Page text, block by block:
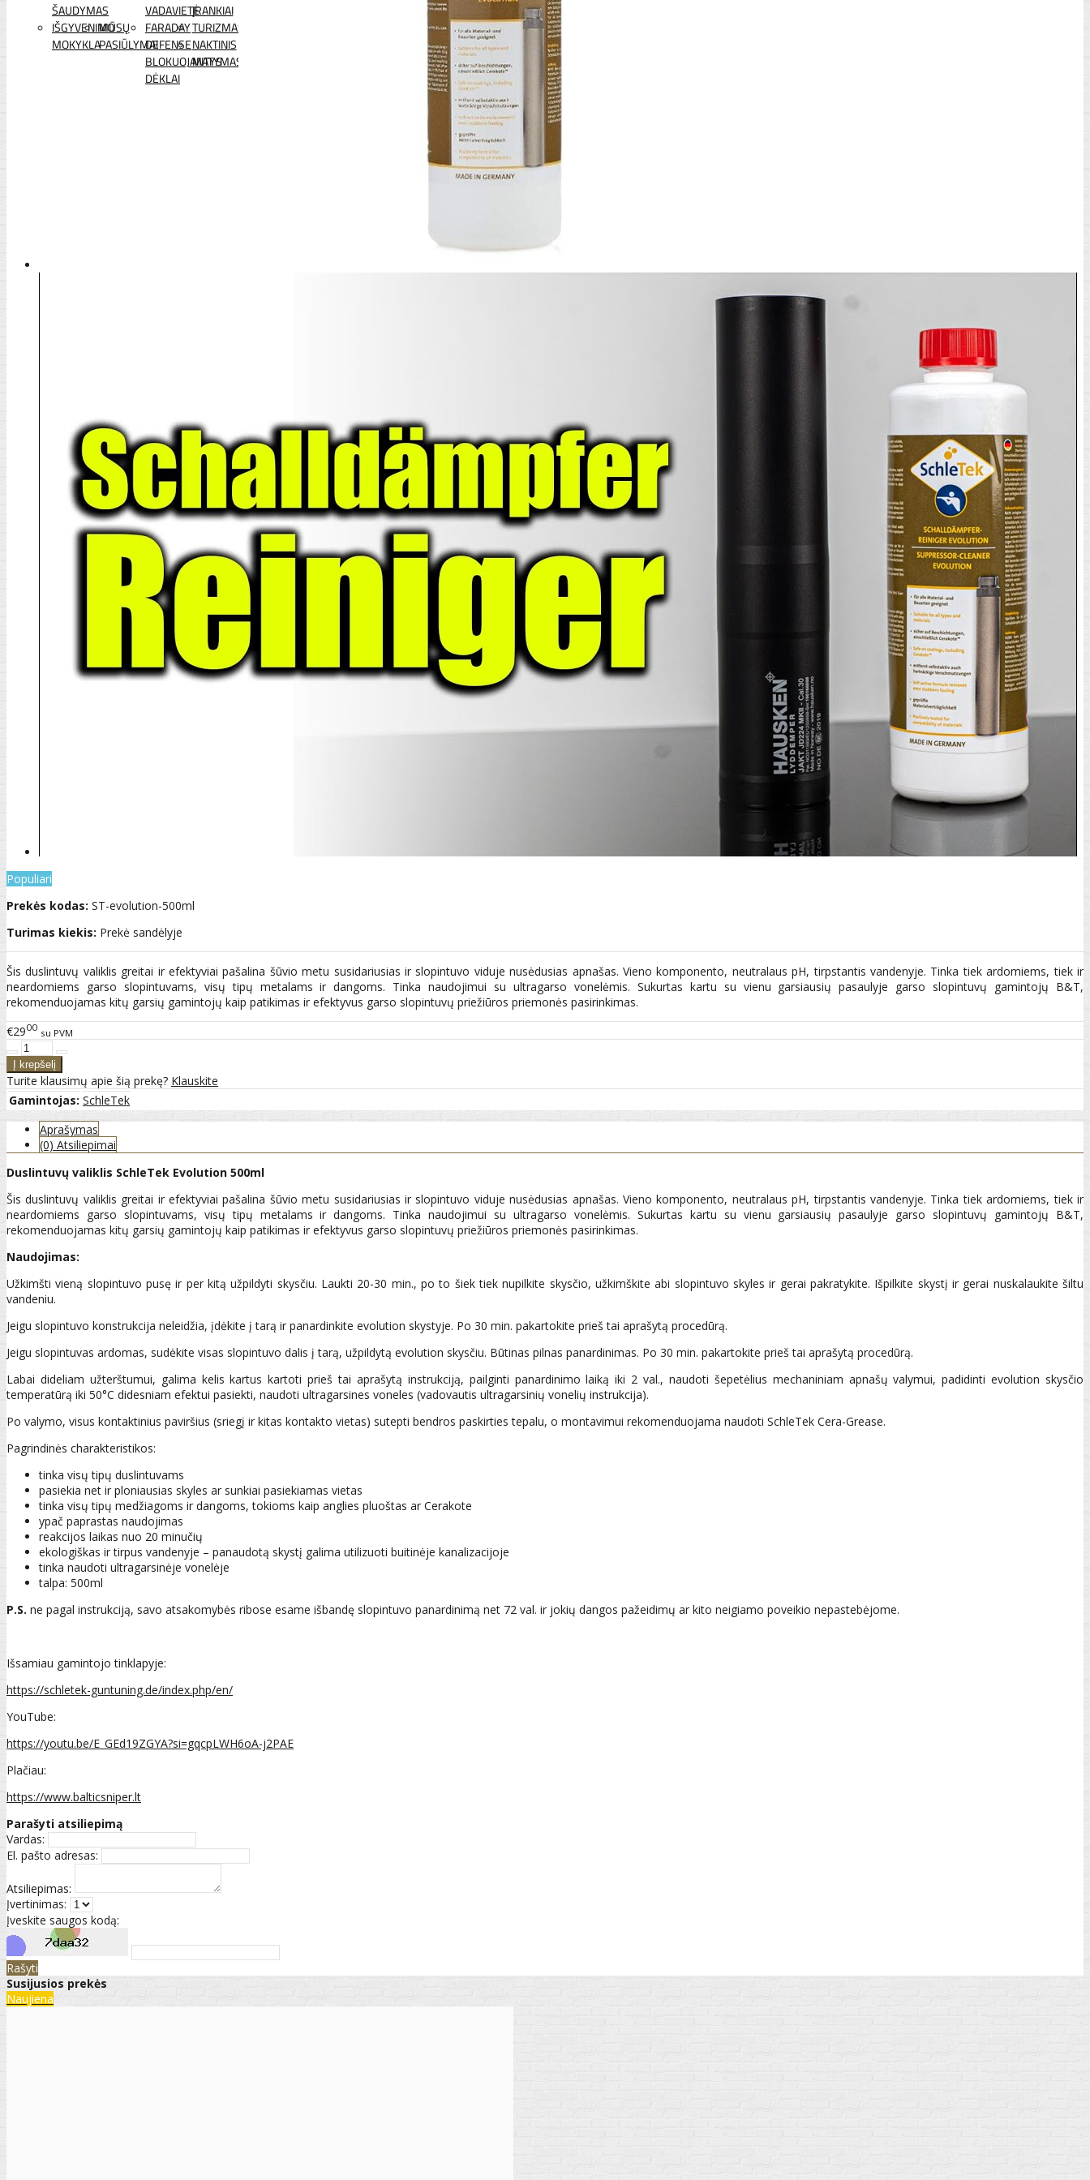
ŠAUDYMAS
VADAVIETĖĮRANKIAI
IŠGYVENIMO
MOKYKLA
MŪSŲ
PASIŪLYMAI
FARADAY
DEFENSE
BLOKUOJANTYS
DĖKLAI
TURIZMAS
NAKTINIS
MATYMAS
Populiari
Prekės kodas: ST-evolution-500ml
Turimas kiekis: Prekė sandėlyje
Šis duslintuvų valiklis greitai ir efektyviai pašalina šūvio metu susidariusias ir slopintuvo viduje nusėdusias apnašas. Vieno komponento, neutralaus pH, tirpstantis vandenyje. Tinka tiek ardomiems, tiek ir
neardomiems garso slopintuvams, visų tipų metalams ir dangoms. Tinka naudojimui su ultragarso vonelėmis. Sukurtas kartu su vienu garsiausių pasaulyje garso slopintuvų gamintojų B&T,
rekomenduojamas kitų garsių gamintojų kaip patikimas ir efektyvus garso slopintuvų priežiūros priemonės pasirinkimas.
€2900 su PVM
Turite klausimų apie šią prekę? Klauskite
Gamintojas: SchleTek
Aprašymas
(0) Atsiliepimai
Duslintuvų valiklis SchleTek Evolution 500ml
Šis duslintuvų valiklis greitai ir efektyviai pašalina šūvio metu susidariusias ir slopintuvo viduje nusėdusias apnašas. Vieno komponento, neutralaus pH, tirpstantis vandenyje. Tinka tiek ardomiems, tiek ir
neardomiems garso slopintuvams, visų tipų metalams ir dangoms. Tinka naudojimui su ultragarso vonelėmis. Sukurtas kartu su vienu garsiausių pasaulyje garso slopintuvų gamintojų B&T,
rekomenduojamas kitų garsių gamintojų kaip patikimas ir efektyvus garso slopintuvų priežiūros priemonės pasirinkimas.
Naudojimas:
Užkimšti vieną slopintuvo pusę ir per kitą užpildyti skysčiu. Laukti 20-30 min., po to šiek tiek nupilkite skysčio, užkimškite abi slopintuvo skyles ir gerai pakratykite. Išpilkite skystį ir gerai nuskalaukite šiltu
vandeniu.
Jeigu slopintuvo konstrukcija neleidžia, įdėkite į tarą ir panardinkite evolution skystyje. Po 30 min. pakartokite prieš tai aprašytą procedūrą.
Jeigu slopintuvas ardomas, sudėkite visas slopintuvo dalis į tarą, užpildytą evolution skysčiu. Būtinas pilnas panardinimas. Po 30 min. pakartokite prieš tai aprašytą procedūrą.
Labai dideliam užterštumui, galima kelis kartus kartoti prieš tai aprašytą instrukciją, pailginti panardinimo laiką iki 2 val., naudoti šepetėlius mechaniniam apnašų valymui, padidinti evolution skysčio
temperatūrą iki 50°C didesniam efektui pasiekti, naudoti ultragarsines voneles (vadovautis ultragarsinių vonelių instrukcija).
Po valymo, visus kontaktinius paviršius (sriegį ir kitas kontakto vietas) sutepti bendros paskirties tepalu, o montavimui rekomenduojama naudoti SchleTek Cera-Grease.
Pagrindinės charakteristikos:
tinka visų tipų duslintuvams
pasiekia net ir ploniausias skyles ar sunkiai pasiekiamas vietas
tinka visų tipų medžiagoms ir dangoms, tokioms kaip anglies pluoštas ar Cerakote
ypač paprastas naudojimas
reakcijos laikas nuo 20 minučių
ekologiškas ir tirpus vandenyje – panaudotą skystį galima utilizuoti buitinėje kanalizacijoje
tinka naudoti ultragarsinėje vonelėje
talpa: 500ml
P.S. ne pagal instrukciją, savo atsakomybės ribose esame išbandę slopintuvo panardinimą net 72 val. ir jokių dangos pažeidimų ar kito neigiamo poveikio nepastebėjome.
Išsamiau gamintojo tinklapyje:
https://schletek-guntuning.de/index.php/en/
YouTube:
https://youtu.be/E_GEd19ZGYA?si=gqcpLWH6oA-j2PAE
Plačiau:
https://www.balticsniper.lt
Parašyti atsiliepimą
Vardas:
El. pašto adresas:
Atsiliepimas:
Įvertinimas:
Įveskite saugos kodą:
Rašyti
Susijusios prekės
Naujiena